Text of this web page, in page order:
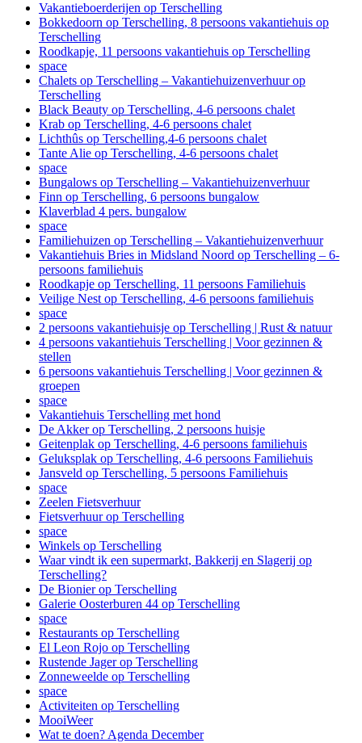
Vakantieboerderijen op Terschelling
Bokkedoorn op Terschelling, 8 persoons vakantiehuis op
Terschelling
Roodkapje, 11 persoons vakantiehuis op Terschelling
space
Chalets op Terschelling – Vakantiehuizenverhuur op
Terschelling
Black Beauty op Terschelling, 4-6 persoons chalet
Krab op Terschelling, 4-6 persoons chalet
Lichthûs op Terschelling,4-6 persoons chalet
Tante Alie op Terschelling, 4-6 persoons chalet
space
Bungalows op Terschelling – Vakantiehuizenverhuur
Finn op Terschelling, 6 persoons bungalow
Klaverblad 4 pers. bungalow
space
Familiehuizen op Terschelling – Vakantiehuizenverhuur
Vakantiehuis Bries in Midsland Noord op Terschelling – 6-
persoons familiehuis
Roodkapje op Terschelling, 11 persoons Familiehuis
Veilige Nest op Terschelling, 4-6 persoons familiehuis
space
2 persoons vakantiehuisje op Terschelling | Rust & natuur
4 persoons vakantiehuis Terschelling | Voor gezinnen &
stellen
6 persoons vakantiehuis Terschelling | Voor gezinnen &
groepen
space
Vakantiehuis Terschelling met hond
De Akker op Terschelling, 2 persoons huisje
Geitenplak op Terschelling, 4-6 persoons familiehuis
Geluksplak op Terschelling, 4-6 persoons Familiehuis
Jansveld op Terschelling, 5 persoons Familiehuis
space
Zeelen Fietsverhuur
Fietsverhuur op Terschelling
space
Winkels op Terschelling
Waar vindt ik een supermarkt, Bakkerij en Slagerij op
Terschelling?
De Bionier op Terschelling
Galerie Oosterburen 44 op Terschelling
space
Restaurants op Terschelling
El Leon Rojo op Terschelling
Rustende Jager op Terschelling
Zonneweelde op Terschelling
space
Activiteiten op Terschelling
MooiWeer
Wat te doen? Agenda December